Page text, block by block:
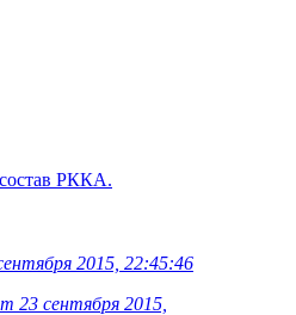
РККА.
2015, 22:45:46
23 сентября 2015,